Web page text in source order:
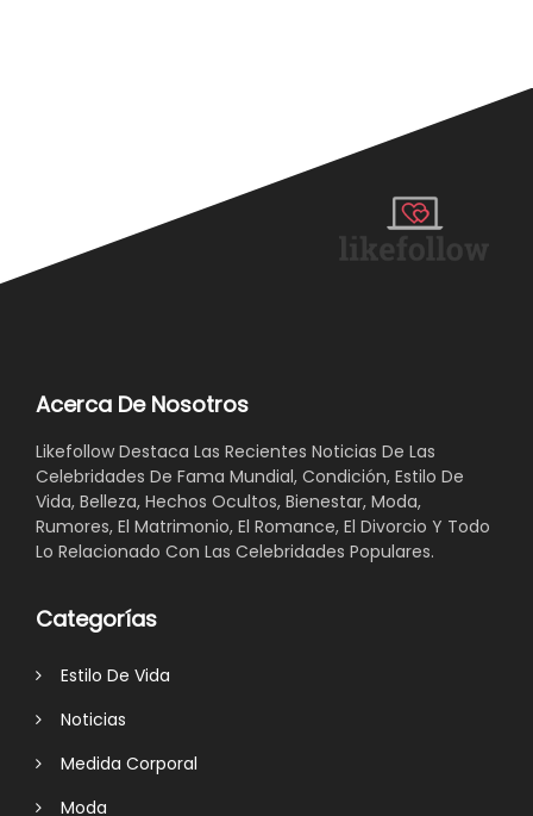
Acerca De Nosotros
Likefollow Destaca Las Recientes Noticias De Las
Celebridades De Fama Mundial, Condición, Estilo De
Vida, Belleza, Hechos Ocultos, Bienestar, Moda,
Rumores, El Matrimonio, El Romance, El Divorcio Y Todo
Lo Relacionado Con Las Celebridades Populares.
Categorías
Estilo De Vida
Noticias
Medida Corporal
Moda